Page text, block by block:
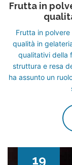
Frutta in
Frutta in
qualità in
qualitativi della
struttura e resa
ha assunto un
19